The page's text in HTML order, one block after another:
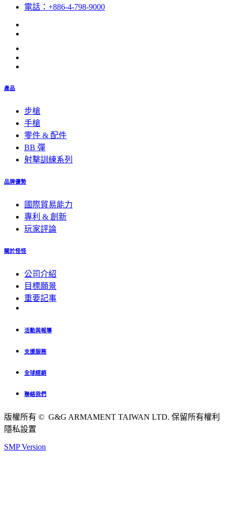
電話：+886-4-798-9000
產品
步槍
手槍
零件 & 配件
BB 彈
射擊訓練系列
品牌優勢
國際貿易能力
專利 & 創新
玩家評論
關於怪怪
公司介紹
目標願景
重要記事
活動與報導
支援服務
全球經銷
聯絡我們
版權所有 © G&G ARMAMENT TAIWAN LTD. 保留所有權利
隱私設置
SMP Version